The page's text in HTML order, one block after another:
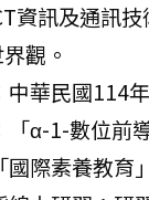
資訊及通訊
觀。
中華民國114
α-1-數位前
國際素養教育